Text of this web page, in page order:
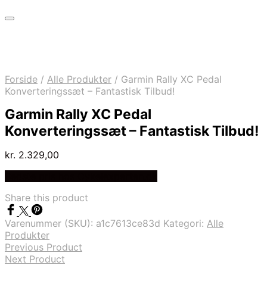
Forside / Alle Produkter / Garmin Rally XC Pedal
Konverteringssæt – Fantastisk Tilbud!
Garmin Rally XC Pedal
Konverteringssæt – Fantastisk Tilbud!
kr. 2.329,00
Share this product
Varenummer (SKU): a1c7613ce83d Kategori: Alle
Produkter
Previous Product
Next Product